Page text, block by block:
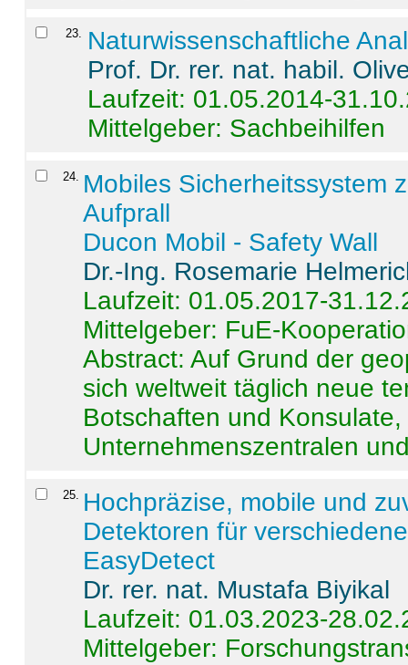
23. Naturwissenschaftliche
Prof. Dr. rer. nat. habil.
Laufzeit: 01.05.2014-
Mittelgeber: Sachbeihilfen
24. Mobiles Sicherheitssystem
Aufprall
Ducon Mobil - Safety Wall
Dr.-Ing. Rosemarie
Laufzeit: 01.05.2017-
Mittelgeber: FuE-
Abstract:Auf Grund der
sich weltweit täglich neue
Botschaften und
Unternehmenszentralen
25. Hochpräzise, mobile und
Detektoren für
EasyDetect
Dr. rer. nat. Mustafa Biyikal
Laufzeit: 01.03.2023-
Mittelgeber: